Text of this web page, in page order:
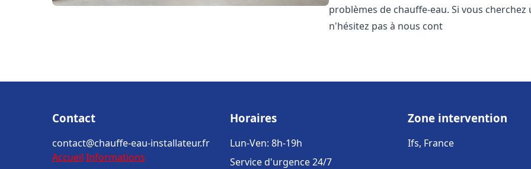
problèmes de chauffe-eau. Si vous
n'hésitez pas à nous cont
Contact
contact@chauffe-eau-installateur.fr
Accueil Informations
Horaires
Lun-Ven: 8h-19h
Service d'urgence 24/7
Zone intervention
Ifs, France